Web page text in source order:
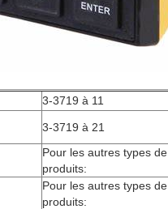
3-3719 à 11
3-3719 à 21
Pour les autres types de
produits:
Pour les autres types de
produits: